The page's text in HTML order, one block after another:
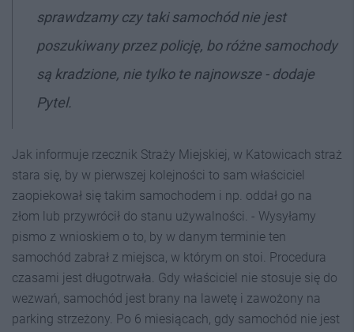
sprawdzamy czy taki samochód nie jest
poszukiwany przez policję, bo różne samochody
są kradzione, nie tylko te najnowsze - dodaje
Pytel.
Jak informuje rzecznik Straży Miejskiej, w Katowicach straż
stara się, by w pierwszej kolejności to sam właściciel
zaopiekował się takim samochodem i np. oddał go na
złom lub przywrócił do stanu używalności. - Wysyłamy
pismo z wnioskiem o to, by w danym terminie ten
samochód zabrał z miejsca, w którym on stoi. Procedura
czasami jest długotrwała. Gdy właściciel nie stosuje się do
wezwań, samochód jest brany na lawetę i zawożony na
parking strzeżony. Po 6 miesiącach, gdy samochód nie jest